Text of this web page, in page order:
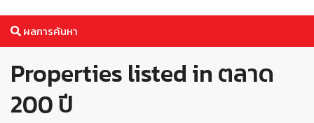
ผลการค้นหา
Properties listed in ตลาด
200 ปี